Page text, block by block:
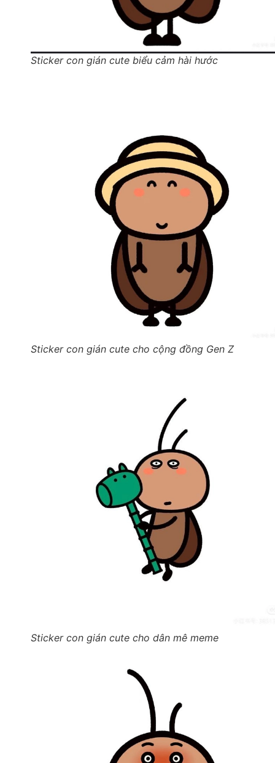
Sticker con gián cute biểu cảm hài hước
Sticker con gián cute cho cộng đồng Gen Z
Sticker con gián cute cho dân mê meme